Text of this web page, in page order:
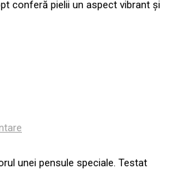
conferă pielii un aspect vibrant și
unei pensule speciale. Testat